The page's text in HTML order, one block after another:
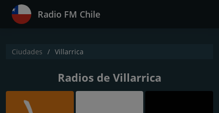
Radio FM Chile
Ciudades Villarrica
Radios de Villarrica